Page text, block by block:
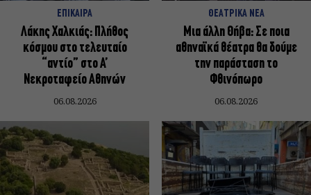
ΕΠΙΚΑΙΡΑ
Λάκης Χαλκιάς: Πλήθος
κόσμου στο τελευταίο
“αντίο” στο Α’
Νεκροταφείο Αθηνών
06.08.2026
ΘΕΑΤΡΙΚΑ ΝΕΑ
Μια άλλη Θήβα: Σε ποια
αθηναϊκά θέατρα θα δούμε
την παράσταση το
Φθινόπωρο
06.08.2026